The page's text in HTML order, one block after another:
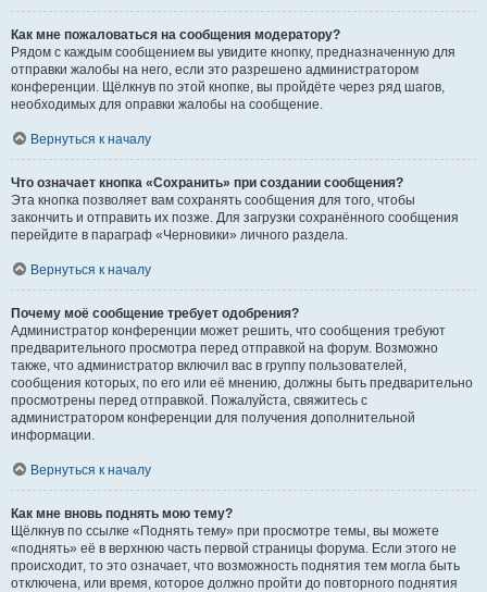
Как мне пожаловаться на сообщения модератору?
Рядом с каждым сообщением вы увидите кнопку, предназначенную для
отправки жалобы на него, если это разрешено администратором
конференции. Щёлкнув по этой кнопке, вы пройдёте через ряд шагов,
необходимых для оправки жалобы на сообщение.
Вернуться к началу
Что означает кнопка «Сохранить» при создании сообщения?
Эта кнопка позволяет вам сохранять сообщения для того, чтобы
закончить и отправить их позже. Для загрузки сохранённого сообщения
перейдите в параграф «Черновики» личного раздела.
Вернуться к началу
Почему моё сообщение требует одобрения?
Администратор конференции может решить, что сообщения требуют
предварительного просмотра перед отправкой на форум. Возможно
также, что администратор включил вас в группу пользователей,
сообщения которых, по его или её мнению, должны быть предварительно
просмотрены перед отправкой. Пожалуйста, свяжитесь с
администратором конференции для получения дополнительной
информации.
Вернуться к началу
Как мне вновь поднять мою тему?
Щёлкнув по ссылке «Поднять тему» при просмотре темы, вы можете
«поднять» её в верхнюю часть первой страницы форума. Если этого не
происходит, то это означает, что возможность поднятия тем могла быть
отключена, или время, которое должно пройти до повторного поднятия